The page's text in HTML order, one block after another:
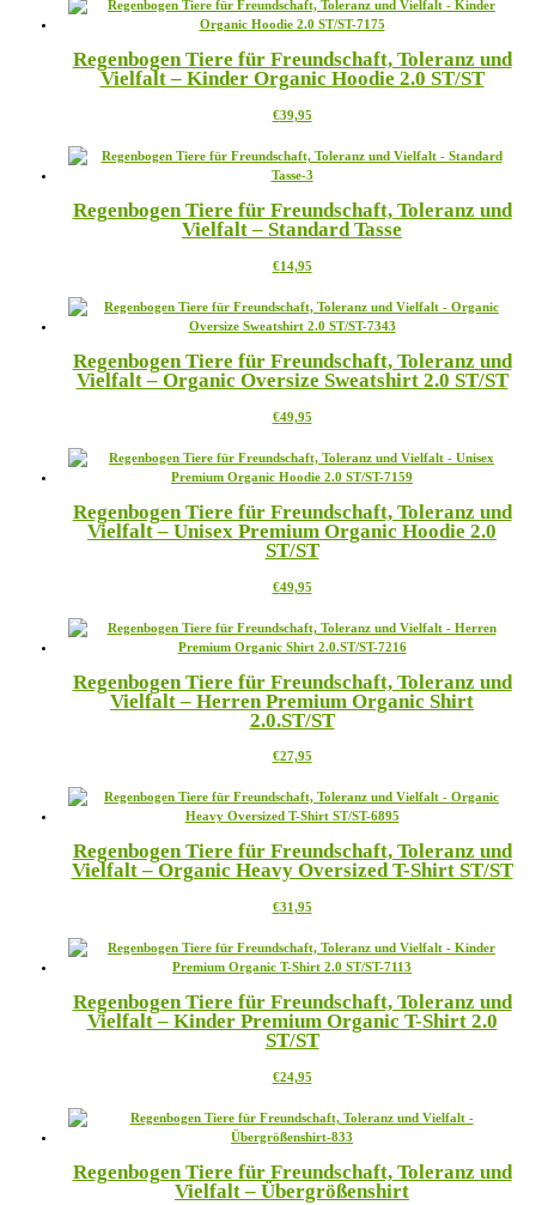
der
Produktseite
werden
mehrere
auf.
Die
können
der
Produktseite
werden
Regenbogen Tiere für Freundschaft, Toleranz und
Vielfalt – Kinder Organic Hoodie 2.0 ST/ST
€39,95Dieses
weist
mehrere
auf.
Die
können
der
Produktseite
werden
Regenbogen Tiere für Freundschaft, Toleranz und
Vielfalt – Standard Tasse
€14,95Dieses
weist
mehrere
auf.
Die
können
der
Produktseite
werden
Regenbogen Tiere für Freundschaft, Toleranz und
Vielfalt – Organic Oversize Sweatshirt 2.0 ST/ST
€49,95Dieses
weist
mehrere
auf.
Die
Optionen
auf
Produktseite
gewählt
Regenbogen Tiere für Freundschaft, Toleranz und
Vielfalt – Unisex Premium Organic Hoodie 2.0
ST/ST
€49,95Dieses
weist
mehrere
auf.
Die
Optionen
auf
Produktseite
gewählt
Regenbogen Tiere für Freundschaft, Toleranz und
Vielfalt – Herren Premium Organic Shirt
2.0.ST/ST
€27,95Dieses
weist
mehrere
auf.
Die
können
der
Produktseite
werden
Regenbogen Tiere für Freundschaft, Toleranz und
Vielfalt – Organic Heavy Oversized T-Shirt ST/ST
€31,95Dieses
weist
mehrere
auf.
Die
Optionen
auf
Produktseite
gewählt
Regenbogen Tiere für Freundschaft, Toleranz und
Vielfalt – Kinder Premium Organic T-Shirt 2.0
ST/ST
€24,95Dieses
weist
mehrere
auf.
Die
Regenbogen Tiere für Freundschaft, Toleranz und
Vielfalt – Übergrößenshirt